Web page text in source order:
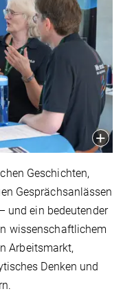
Geschichten,
Gesprächsanlässen
und ein bedeutender
wissenschaftlichem
Arbeitsmarkt,
Denken und